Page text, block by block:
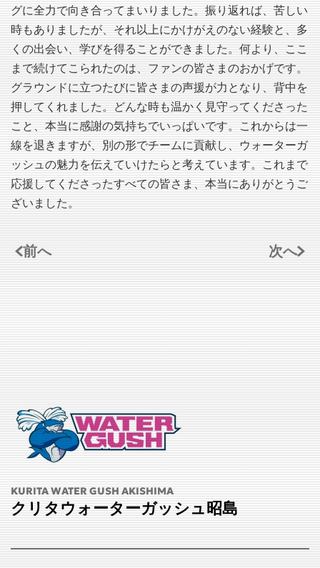
グに全力で向き合ってまいりました。振り返れば、苦しい
時もありましたが、それ以上にかけがえのない経験と、多
くの出会い、学びを得ることができました。何より、ここ
まで続けてこられたのは、ファンの皆さまのおかげです。
グラウンドに立つたびに皆さまの声援が力となり、背中を
押してくれました。どんな時も温かく見守ってくださった
こと、本当に感謝の気持ちでいっぱいです。これからは一
線を退きますが、別の形でチームに貢献し、ウォーターガ
ッシュの魅力を伝えていけたらと考えています。これまで
応援してくださったすべての皆さま、本当にありがとうご
ざいました。
前へ 次へ
記事一覧へ戻る
KURITA WATER GUSH AKISHIMA
クリタウォーターガッシュ昭島